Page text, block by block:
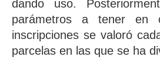
dando uso.
parámetros a tener en
inscripciones se valoró
parcelas en las que se ha